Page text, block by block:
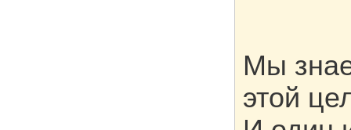
Мы
этой